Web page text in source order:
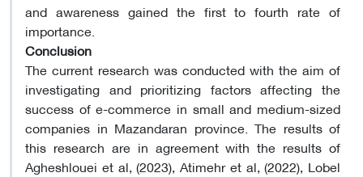
and awareness gained the first to fourth rate of
importance.
Conclusion
The current research was conducted with the aim of
investigating and prioritizing factors affecting the
success of e-commerce in small and medium-sized
companies in Mazandaran province. The results of
this research are in agreement with the results of
Agheshlouei et al, (2023), Atimehr et al, (2022), Lobel